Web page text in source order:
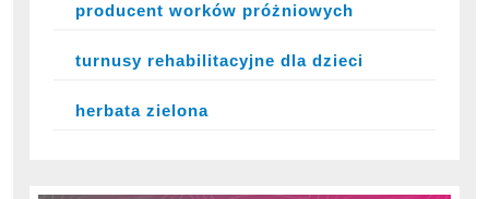
producent worków próżniowych
turnusy rehabilitacyjne dla dzieci
herbata zielona